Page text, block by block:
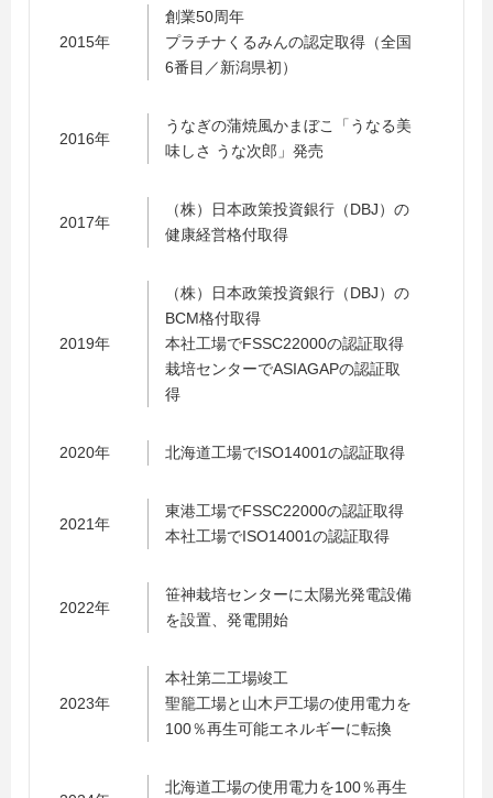
2015年
創業50周年
プラチナくるみんの認定取得（全国
6番目／新潟県初）
2016年
うなぎの蒲焼風かまぼこ「うなる美
味しさ うな次郎」発売
2017年
（株）日本政策投資銀行（DBJ）の
健康経営格付取得
2019年
（株）日本政策投資銀行（DBJ）の
BCM格付取得
本社工場でFSSC22000の認証取得
栽培センターでASIAGAPの認証取
得
2020年 北海道工場でISO14001の認証取得
2021年
東港工場でFSSC22000の認証取得
本社工場でISO14001の認証取得
2022年
笹神栽培センターに太陽光発電設備
を設置、発電開始
2023年
本社第二工場竣工
聖籠工場と山木戸工場の使用電力を
100％再生可能エネルギーに転換
北海道工場の使用電力を100％再生